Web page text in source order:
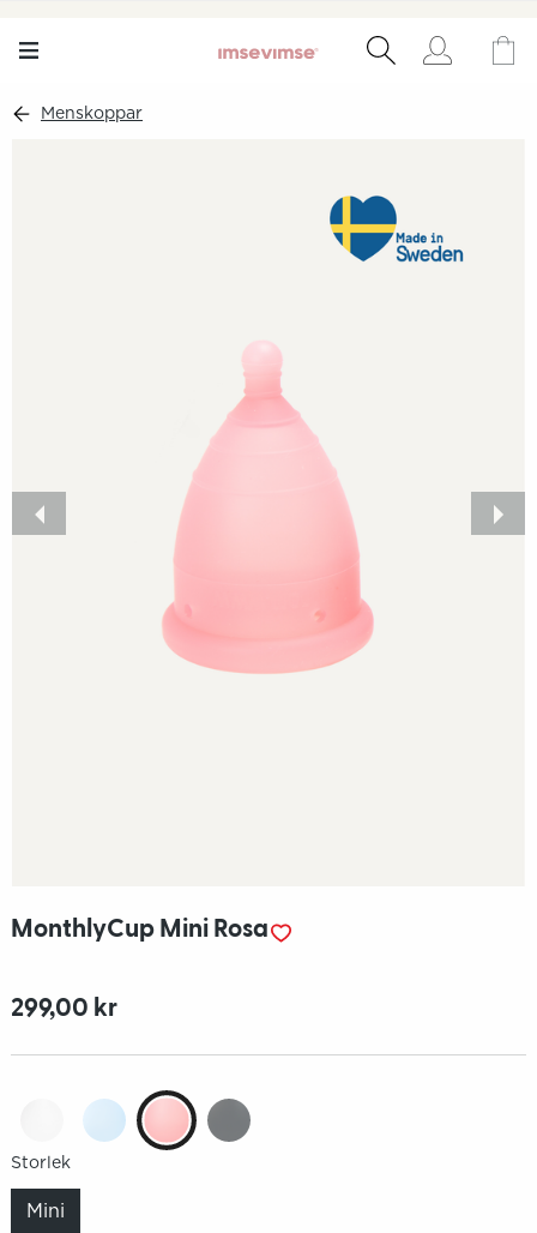
Menskoppar
MonthlyCup Mini Rosa
299,00 kr
Storlek
Mini